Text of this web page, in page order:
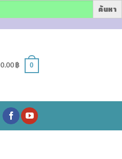
0.00฿ 0